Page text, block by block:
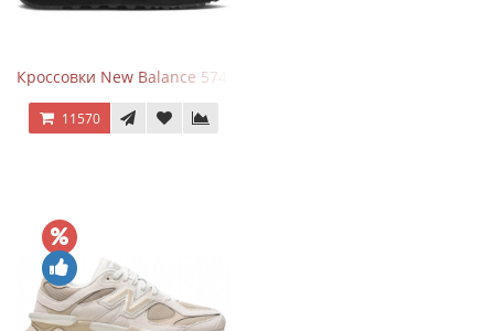
Кроссовки New Balance 574 Triple Black Leather
11570